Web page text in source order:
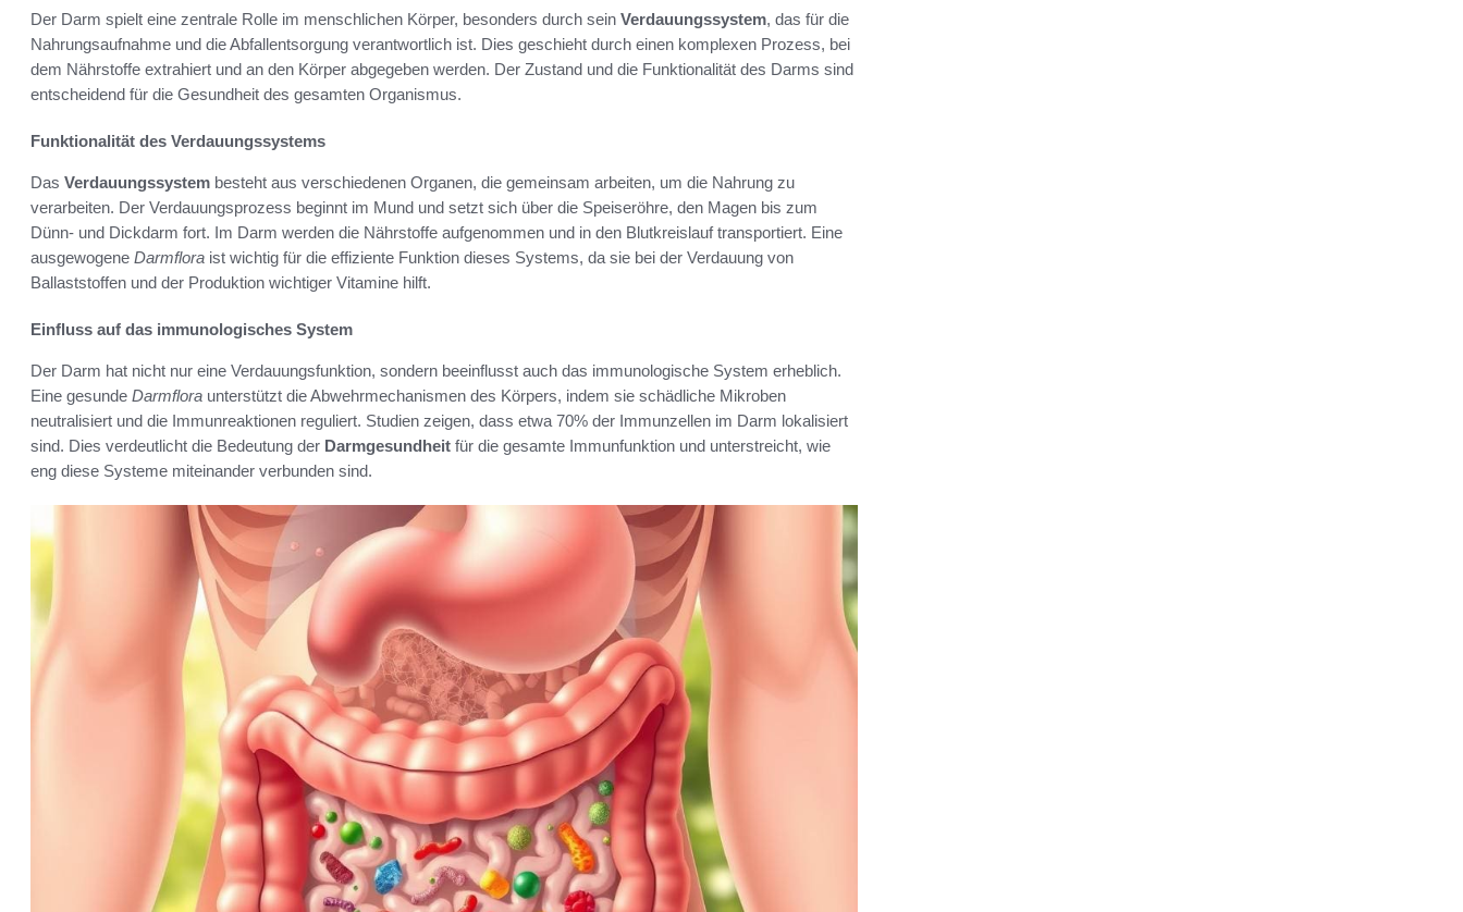
Der Darm spielt eine zentrale Rolle im menschlichen Körper, besonders durch sein Verdauungssystem, das für die
Nahrungsaufnahme und die Abfallentsorgung verantwortlich ist. Dies geschieht durch einen komplexen Prozess, bei
dem Nährstoffe extrahiert und an den Körper abgegeben werden. Der Zustand und die Funktionalität des Darms sind
entscheidend für die Gesundheit des gesamten Organismus.
Funktionalität des Verdauungssystems
Das Verdauungssystem besteht aus verschiedenen Organen, die gemeinsam arbeiten, um die Nahrung zu
verarbeiten. Der Verdauungsprozess beginnt im Mund und setzt sich über die Speiseröhre, den Magen bis zum
Dünn- und Dickdarm fort. Im Darm werden die Nährstoffe aufgenommen und in den Blutkreislauf transportiert. Eine
ausgewogene Darmflora ist wichtig für die effiziente Funktion dieses Systems, da sie bei der Verdauung von
Ballaststoffen und der Produktion wichtiger Vitamine hilft.
Einfluss auf das immunologisches System
Der Darm hat nicht nur eine Verdauungsfunktion, sondern beeinflusst auch das immunologische System erheblich.
Eine gesunde Darmflora unterstützt die Abwehrmechanismen des Körpers, indem sie schädliche Mikroben
neutralisiert und die Immunreaktionen reguliert. Studien zeigen, dass etwa 70% der Immunzellen im Darm lokalisiert
sind. Dies verdeutlicht die Bedeutung der Darmgesundheit für die gesamte Immunfunktion und unterstreicht, wie
eng diese Systeme miteinander verbunden sind.